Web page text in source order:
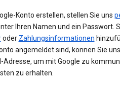
Konto erstellen, stellen Sie uns
Ihren Namen und ein Passwort.
oder Zahlungsinformationen
angemeldet sind, können Sie
Adresse, um mit Google zu
zu erhalten.